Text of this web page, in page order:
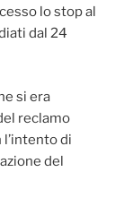
lo stop al
dal 24
si era
reclamo
di
del